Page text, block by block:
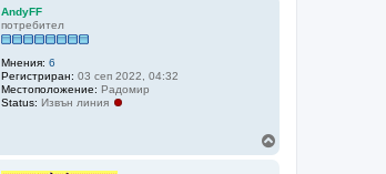
AndyFF
потребител
Мнения: 6
Регистриран: 03 сеп 2022, 04:32
Местоположение: Радомир
Status: Извън линия